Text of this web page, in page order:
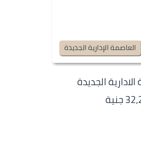
العاصمة الإدارية الجديدة
الجديدة